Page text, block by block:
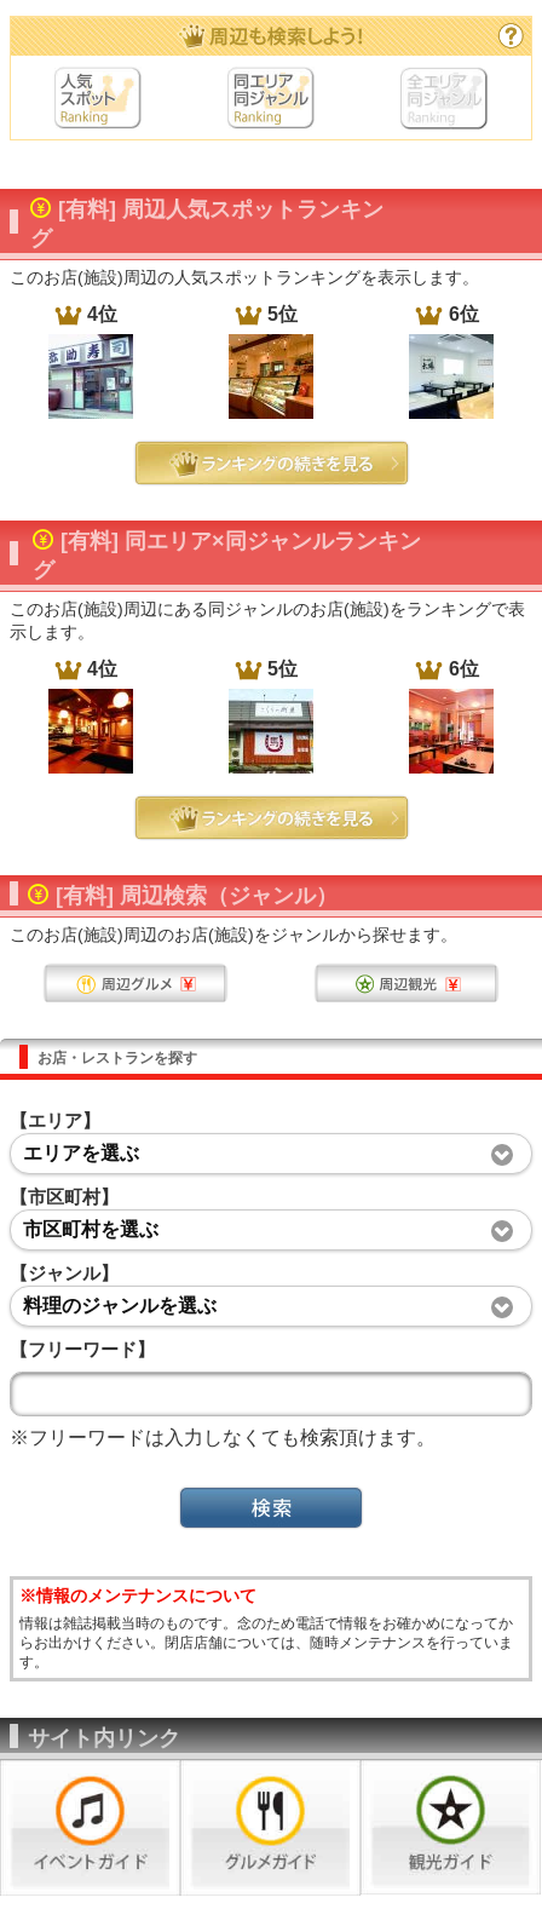
[有料] 周辺人気スポットランキン
グ
このお店(施設)周辺の人気スポットランキングを表示します。
4位 5位 6位
[有料] 同エリア×同ジャンルランキン
グ
このお店(施設)周辺にある同ジャンルのお店(施設)をランキングで表
示します。
4位 5位 6位
[有料] 周辺検索（ジャンル）
このお店(施設)周辺のお店(施設)をジャンルから探せます。
お店・レストランを探す
【エリア】
エリアを選ぶ
【市区町村】
市区町村を選ぶ
【ジャンル】
料理のジャンルを選ぶ
【フリーワード】
※フリーワードは入力しなくても検索頂けます。
※情報のメンテナンスについて
情報は雑誌掲載当時のものです。念のため電話で情報をお確かめになってか
らお出かけください。閉店店舗については、随時メンテナンスを行っていま
す。
サイト内リンク